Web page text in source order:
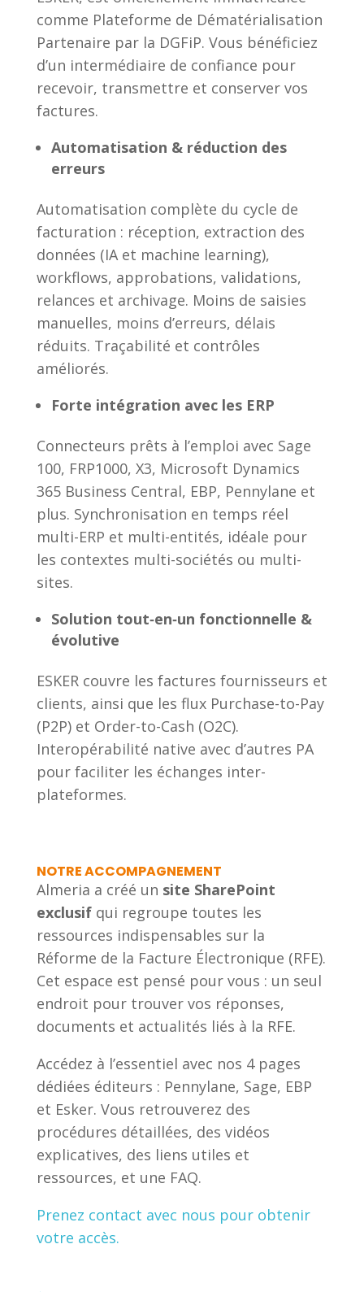
comme Plateforme de Dématérialisation
Partenaire par la DGFiP. Vous bénéficiez
d’un intermédiaire de confiance pour
recevoir, transmettre et conserver vos
factures.
Automatisation & réduction des
erreurs
Automatisation complète du cycle de
facturation : réception, extraction des
données (IA et machine learning),
workflows, approbations, validations,
relances et archivage. Moins de saisies
manuelles, moins d’erreurs, délais
réduits. Traçabilité et contrôles
améliorés.
Forte intégration avec les ERP
Connecteurs prêts à l’emploi avec Sage
100, FRP1000, X3, Microsoft Dynamics
365 Business Central, EBP, Pennylane et
plus. Synchronisation en temps réel
multi-ERP et multi-entités, idéale pour
les contextes multi-sociétés ou multi-
sites.
Solution tout‑en‑un fonctionnelle &
évolutive
ESKER couvre les factures fournisseurs et
clients, ainsi que les flux Purchase-to-Pay
(P2P) et Order-to-Cash (O2C).
Interopérabilité native avec d’autres PA
pour faciliter les échanges inter-
plateformes.
NOTRE ACCOMPAGNEMENT
Almeria a créé un site SharePoint
exclusifqui regroupe toutes les
ressources indispensables sur la
Réforme de la Facture Électronique (RFE).
Cet espace est pensé pour vous : un seul
endroit pour trouver vos réponses,
documents et actualités liés à la RFE.
Accédez à l’essentiel avec nos 4 pages
dédiées éditeurs : Pennylane, Sage, EBP
et Esker. Vous retrouverez des
procédures détaillées, des vidéos
explicatives, des liens utiles et
ressources, et une FAQ.
Prenez contact avec nous pour obtenir
votre accès.